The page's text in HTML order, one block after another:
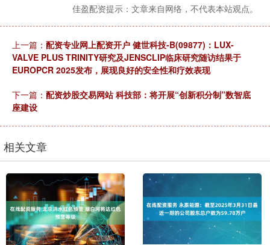
佳盈配资提示：文章来自网络，不代表本站观点。
上一篇： 配资专业网上配资开户 健世科技-B(09877)：LUX-
VALVE PLUS TRINITY研究及JENSCLIP临床研究随访结果于
EUROPCR 2025发布，展现良好的安全性和疗效表现
下一篇： 配资炒股交易网站 科技部：将开展“创新积分制”数智底
座建设
相关文章